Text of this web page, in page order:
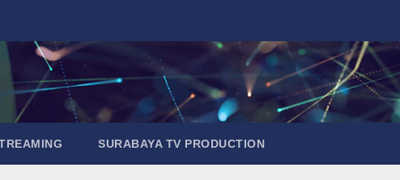
SURABAYA TV PRODUCTION